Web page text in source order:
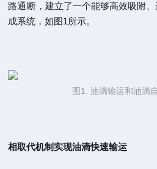
路通断，建立了一个能够高效吸附
成系统，如图1所示。
图1. 油滴输运和油滴
相取代机制实现油滴快速输运